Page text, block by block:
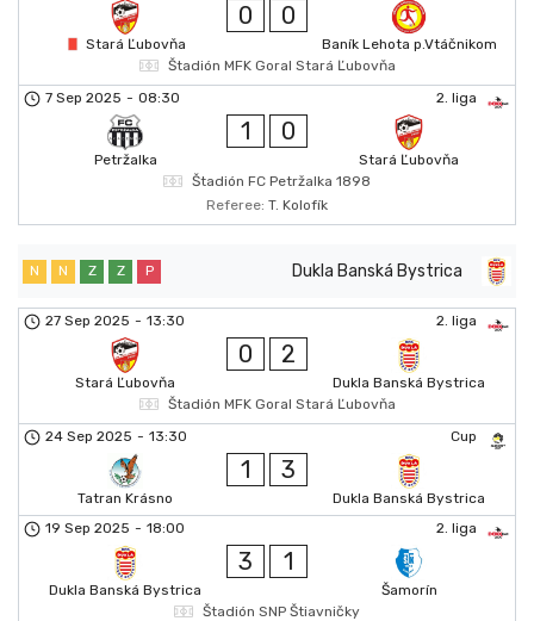
Stará Ľubovňa
0 0
Baník Lehota p.Vtáčnikom
Štadión MFK Goral Stará Ľubovňa
2. liga
7 Sep 2025 - 08:30
Petržalka
1 0
Stará Ľubovňa
Štadión FC Petržalka 1898
Referee: T. Kolofík
Dukla Banská Bystrica
N N Z Z P
2. liga
27 Sep 2025 - 13:30
Stará Ľubovňa
0 2
Dukla Banská Bystrica
Štadión MFK Goral Stará Ľubovňa
Cup
24 Sep 2025 - 13:30
Tatran Krásno
1 3
Dukla Banská Bystrica
2. liga
19 Sep 2025 - 18:00
Dukla Banská Bystrica
3 1
Šamorín
Štadión SNP Štiavničky